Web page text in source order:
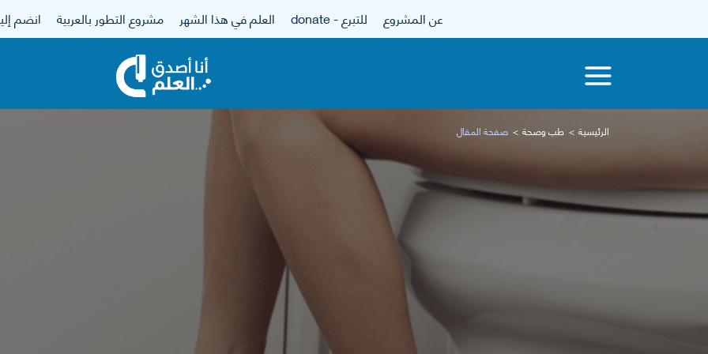
عن المشروع للتبرع - donate العلم في هذا الشهر مشروع التطور بالعربية انضم
الرئيسية طب وصحة صفحة المقال